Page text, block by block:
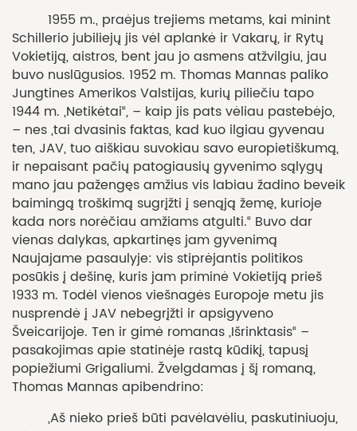
1955 m., praėjus trejiems metams, kai minint
Schillerio jubiliejų jis vėl aplankė ir Vakarų, ir Rytų
Vokietiją, aistros, bent jau jo asmens atžvilgiu, jau
buvo nuslūgusios. 1952 m. Thomas Mannas paliko
Jungtines Amerikos Valstijas, kurių piliečiu tapo
1944 m. „Netikėtai“, – kaip jis pats vėliau pastebėjo,
– nes „tai dvasinis faktas, kad kuo ilgiau gyvenau
ten, JAV, tuo aiškiau suvokiau savo europietiškumą,
ir nepaisant pačių patogiausių gyvenimo sąlygų
mano jau pažengęs amžius vis labiau žadino beveik
baimingą troškimą sugrįžti į senąją žemę, kurioje
kada nors norėčiau amžiams atgulti.“ Buvo dar
vienas dalykas, apkartinęs jam gyvenimą
Naujajame pasaulyje: vis stiprėjantis politikos
posūkis į dešinę, kuris jam priminė Vokietiją prieš
1933 m. Todėl vienos viešnagės Europoje metu jis
nusprendė į JAV nebegrįžti ir apsigyveno
Šveicarijoje. Ten ir gimė romanas „Išrinktasis“ –
pasakojimas apie statinėje rastą kūdikį, tapusį
popiežiumi Grigaliumi. Žvelgdamas į šį romaną,
Thomas Mannas apibendrino:
„Aš nieko prieš būti pavėlavėliu, paskutiniuoju,